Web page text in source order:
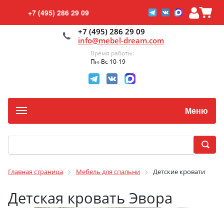
+7 (495) 286 29 09
+7 (495) 286 29 09
info@mebel-dream.com
Время работы:
Пн-Вс 10-19
Меню
Главная страница Мебель для спальни Детские кровати
Детская кровать Эвора